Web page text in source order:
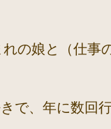
の娘と（仕事
で、年に数回